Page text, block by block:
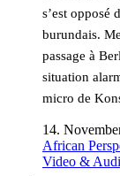
s’est opposé
burundais.
passage à
situation
micro de
14.
African
Video &